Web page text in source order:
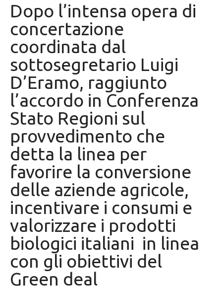
Dopo l’intensa opera di
concertazione
coordinata dal
sottosegretario Luigi
D’Eramo, raggiunto
l’accordo in Conferenza
Stato Regioni sul
provvedimento che
detta la linea per
favorire la conversione
delle aziende agricole,
incentivare i consumi e
valorizzare i prodotti
biologici italiani in linea
con gli obiettivi del
Green deal